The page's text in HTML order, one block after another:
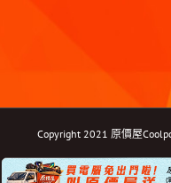
Copyright 2021 原價屋